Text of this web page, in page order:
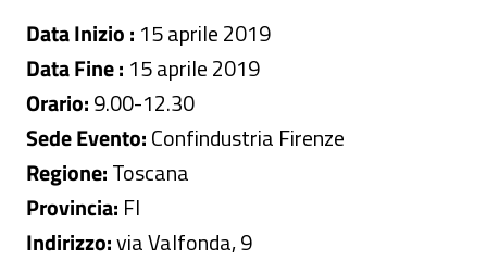
Data Inizio : 15 aprile 2019
Data Fine : 15 aprile 2019
Orario:9.00-12.30
Sede Evento:Confindustria Firenze
Regione:Toscana
Provincia: FI
Indirizzo:via Valfonda, 9